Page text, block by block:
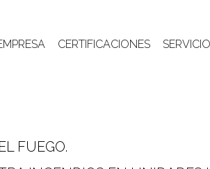
CERTIFICACIONES
FUEGO.